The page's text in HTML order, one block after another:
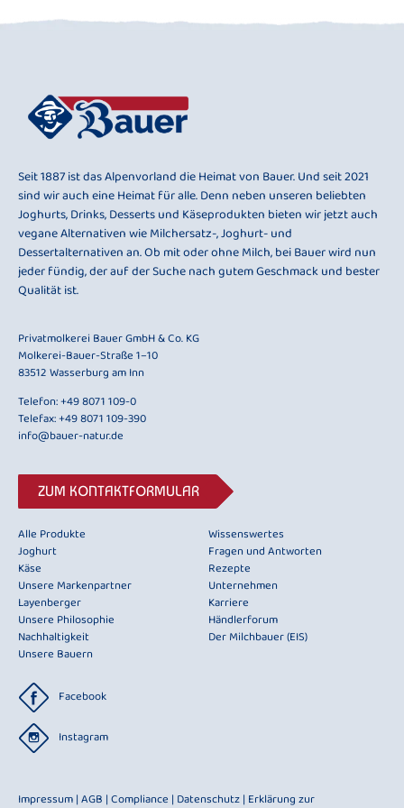
Seit 1887 ist das Alpenvorland die Heimat von Bauer. Und seit 2021
sind wir auch eine Heimat für alle. Denn neben unseren beliebten
Joghurts, Drinks, Desserts und Käseprodukten bieten wir jetzt auch
vegane Alternativen wie Milchersatz-, Joghurt- und
Dessertalternativen an. Ob mit oder ohne Milch, bei Bauer wird nun
jeder fündig, der auf der Suche nach gutem Geschmack und bester
Qualität ist.
Privatmolkerei Bauer GmbH & Co. KG
Molkerei-Bauer-Straße 1–10
83512 Wasserburg am Inn
Telefon:+49 8071 109-0
Telefax: +49 8071 109-390
info@bauer-natur.de
ZUM KONTAKTFORMULAR
Alle Produkte
Joghurt
Käse
Unsere Markenpartner
Layenberger
Unsere Philosophie
Nachhaltigkeit
Unsere Bauern
Wissenswertes
Fragen und Antworten
Rezepte
Unternehmen
Karriere
Händlerforum
Der Milchbauer (EIS)
Facebook
Instagram
Impressum|AGB |Compliance | Datenschutz| Erklärung zur